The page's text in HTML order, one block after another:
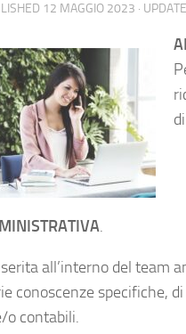
12 MAGGIO 2023 ·
.
all’interno del team
conoscenze specifiche,
o contabili.